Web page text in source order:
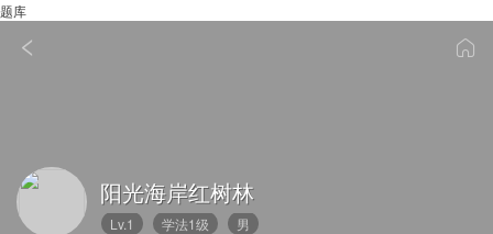
题库
阳光海岸红树林
Lv.1 学法1级 男